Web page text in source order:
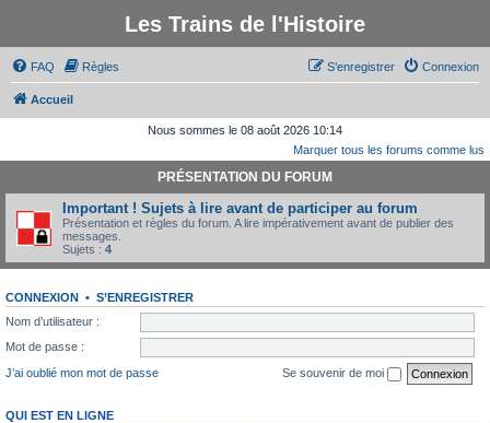
Les Trains de l'Histoire
FAQ Règles Connexion
S’enregistrer
Accueil
Nous sommes le 08 août 2026 10:14
Marquer tous les forums comme lus
PRÉSENTATION DU FORUM
Important ! Sujets à lire avant de participer au forum
Présentation et règles du forum. A lire impérativement avant de publier des
messages.
Sujets : 4
CONNEXION • S’ENREGISTRER
Nom d’utilisateur :
Mot de passe :
J’ai oublié mon mot de passe
Se souvenir de moi
QUI EST EN LIGNE